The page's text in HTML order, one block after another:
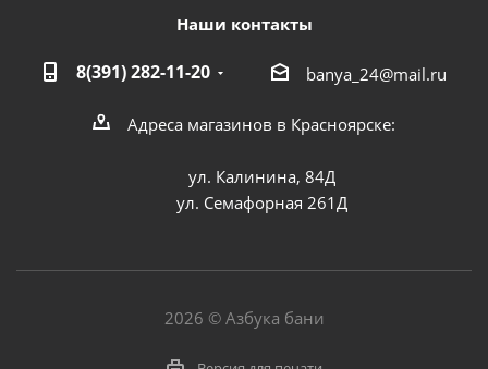
Наши контакты
8(391) 282-11-20 banya_24@mail.ru
Адреса магазинов в Красноярске:
ул. Калинина, 84Д
ул. Семафорная 261Д
2026 © Азбука бани